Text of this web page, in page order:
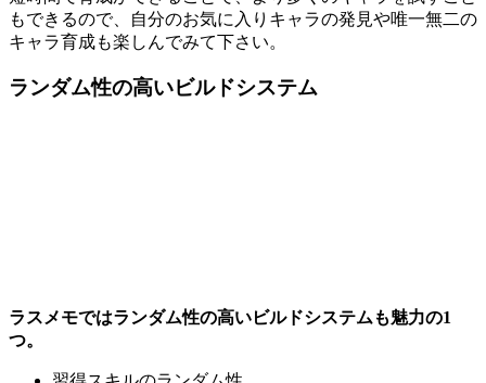
もできるので、自分のお気に入りキャラの発見や唯一無二の
キャラ育成も楽しんでみて下さい。
ランダム性の高いビルドシステム
ラスメモではランダム性の高いビルドシステムも魅力の1
つ。